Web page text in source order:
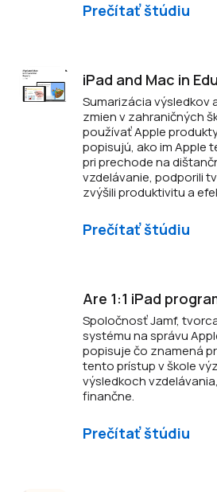
Prečítať štúdiu
iPad and Mac in
Sumarizácia
zmien v zahraničných
používať Apple
popisujú, ako im Apple
pri prechode na
vzdelávanie, podporili
zvýšili produktivitu a
Prečítať štúdiu
Are 1:1 iPad
Spoločnosť Jamf,
systému na správu
popisuje čo znamená
tento prístup v škole
výsledkoch
finančne.
Prečítať štúdiu